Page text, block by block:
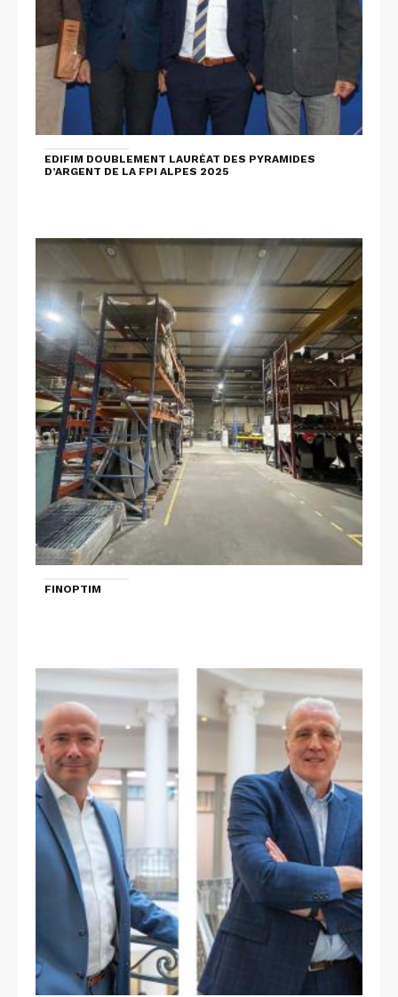
EDIFIM DOUBLEMENT LAURÉAT DES PYRAMIDES
D’ARGENT DE LA FPI ALPES 2025
FINOPTIM